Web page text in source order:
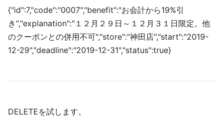
{"id":7,"code":"0007","benefit":"お会計から19%引
き","explanation":"１２月２９日～１２月３１日限定。他
のクーポンとの併用不可","store":"神田店","start":"2019-
12-29","deadline":"2019-12-31","status":true}
DELETEを試します。